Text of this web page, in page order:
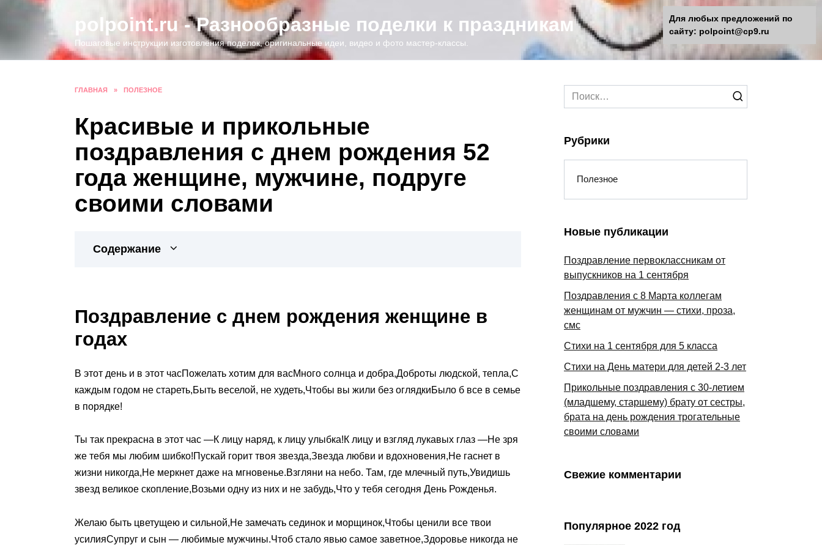
Перейти
содержанию
polpoint.ru - Разнообразные поделки к праздникам
Пошаговые инструкции изготовления поделок, оригинальные идеи, видео и фото мастер-классы.
ГЛАВНАЯ » ПОЛЕЗНОЕ
Красивые и прикольные
поздравления с днем рождения 52
года женщине, мужчине, подруге
своими словами
Содержание
Поздравление с днем рождения женщине в
годах
В этот день и в этот часПожелать хотим для васМного солнца и добра,Доброты людской, тепла,С
каждым годом не стареть,Быть веселой, не худеть,Чтобы вы жили без оглядкиБыло б все в семье
в порядке!
Ты так прекрасна в этот час —К лицу наряд, к лицу улыбка!К лицу и взгляд лукавых глаз —Не зря
же тебя мы любим шибко!Пускай горит твоя звезда,Звезда любви и вдохновения,Не гаснет в
жизни никогда,Не меркнет даже на мгновенье.Взгляни на небо. Там, где млечный путь,Увидишь
звезд великое скопление,Возьми одну из них и не забудь,Что у тебя сегодня День Рожденья.
Желаю быть цветущею и сильной,Не замечать сединок и морщинок,Чтобы ценили все твои
усилияСупруг и сын — любимые мужчины.Чтоб стало явью самое заветное,Здоровье никогда не
Search
for:
Рубрики
Полезное
Новые публикации
Поздравление первоклассникам от
выпускников на 1 сентября
Поздравления с 8 Марта коллегам
женщинам от мужчин — стихи, проза,
смс
Стихи на 1 сентября для 5 класса
Стихи на День матери для детей 2-3 лет
Прикольные поздравления с 30-летием
(младшему, старшему) брату от сестры,
брата на день рождения трогательные
своими словами
Свежие комментарии
Популярное 2022 год
Для любых предложений по
сайту: polpoint@cp9.ru